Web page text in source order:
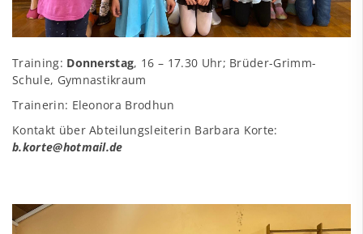
Training: Donnerstag, 16 – 17.30 Uhr; Brüder-Grimm-
Schule, Gymnastikraum
Trainerin: Eleonora Brodhun
Kontakt über Abteilungsleiterin Barbara Korte:
b.korte@hotmail.de